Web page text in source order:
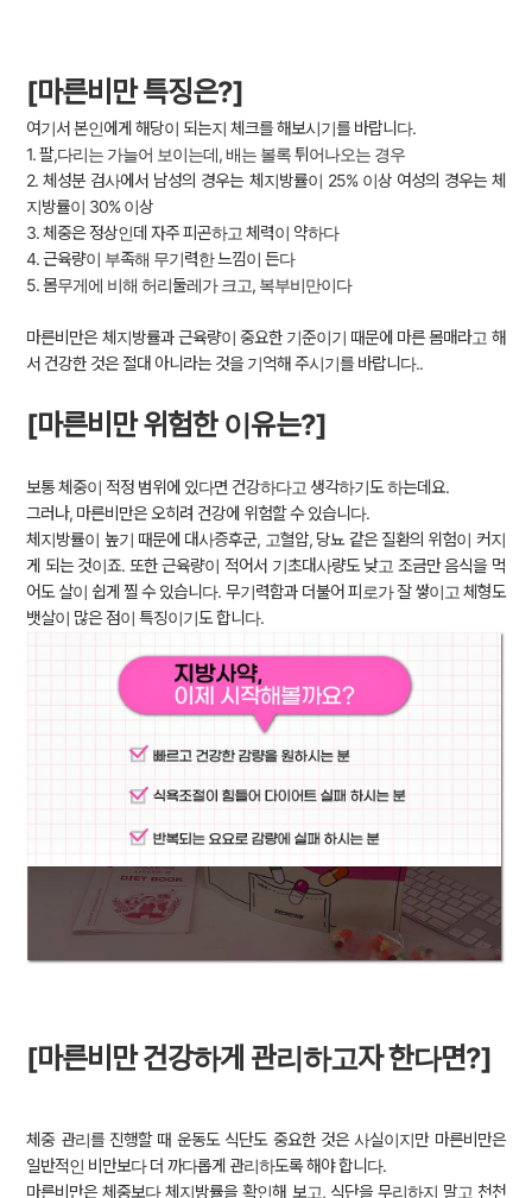
[마른비만 특징은?]
여기서 본인에게 해당이 되는지 체크를 해보시기를 바랍니다.
1. 팔,다리는 가늘어 보이는데, 배는 볼록 튀어나오는 경우
2. 체성분 검사에서 남성의 경우는 체지방률이 25% 이상 여성의 경우는 체
지방률이 30% 이상
3. 체중은 정상인데 자주 피곤하고 체력이 약하다
4. 근육량이 부족해 무기력한 느낌이 든다
5. 몸무게에 비해 허리둘레가 크고, 복부비만이다
마른비만은 체지방률과 근육량이 중요한 기준이기 때문에 마른 몸매라고 해
서 건강한 것은 절대 아니라는 것을 기억해 주시기를 바랍니다..
[마른비만 위험한 이유는?]
보통 체중이 적정 범위에 있다면 건강하다고 생각하기도 하는데요.
그러나, 마른비만은 오히려 건강에 위험할 수 있습니다.
체지방률이 높기 때문에 대사증후군, 고혈압, 당뇨 같은 질환의 위험이 커지
게 되는 것이죠. 또한 근육량이 적어서 기초대사량도 낮고 조금만 음식을 먹
어도 살이 쉽게 찔 수 있습니다. 무기력함과 더불어 피로가 잘 쌓이고 체형도
뱃살이 많은 점이 특징이기도 합니다.
[마른비만 건강하게 관리하고자 한다면?]
체중 관리를 진행할 때 운동도 식단도 중요한 것은 사실이지만 마른비만은
일반적인 비만보다 더 까다롭게 관리하도록 해야 합니다.
마른비만은 체중보다 체지방률을 확인해 보고, 식단을 무리하지 말고 천천